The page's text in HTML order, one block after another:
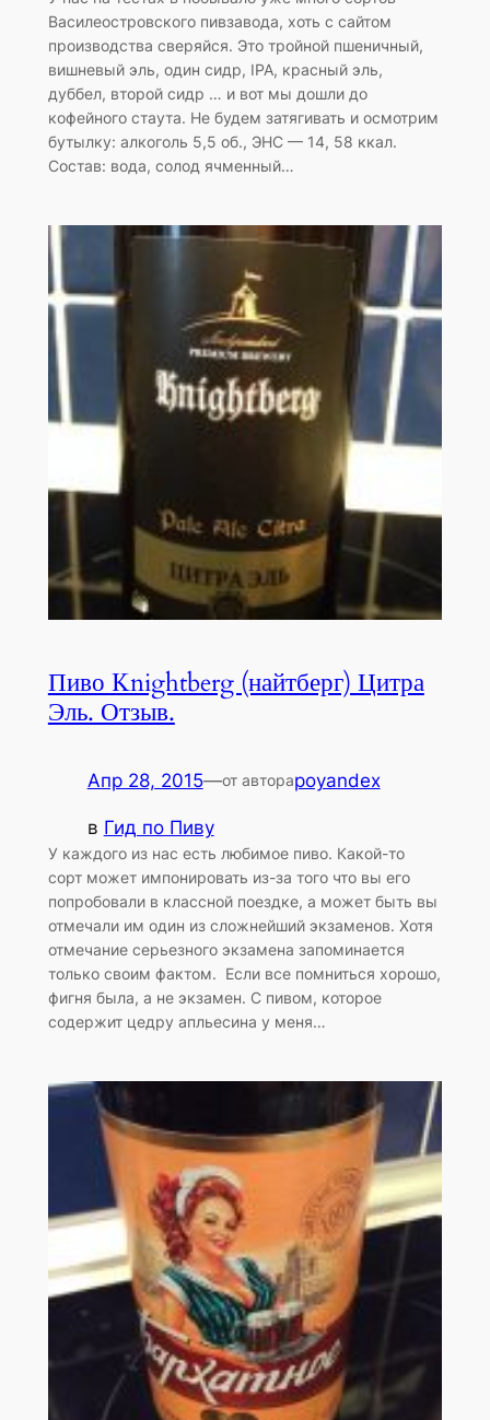
Василеостровского пивзавода, хоть с сайтом
производства сверяйся. Это тройной пшеничный,
вишневый эль, один сидр, IPA, красный эль,
дуббел, второй сидр … и вот мы дошли до
кофейного стаута. Не будем затягивать и осмотрим
бутылку: алкоголь 5,5 об., ЭНС — 14, 58 ккал.
Состав: вода, солод ячменный…
Пиво Knightberg (найтберг) Цитра
Эль. Отзыв.
Апр 28, 2015—от автораpoyandex
в Гид по Пиву
У каждого из нас есть любимое пиво. Какой-то
сорт может импонировать из-за того что вы его
попробовали в классной поездке, а может быть вы
отмечали им один из сложнейший экзаменов. Хотя
отмечание серьезного экзамена запоминается
только своим фактом. Если все помниться хорошо,
фигня была, а не экзамен. С пивом, которое
содержит цедру апльесина у меня…